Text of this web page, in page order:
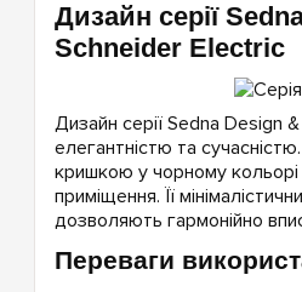
Дизайн серії
Schneider Electric
Дизайн серії Sedna Design
елегантністю та
кришкою у чорному кольорі
приміщення. Її
дозволяють гармонійно
Переваги